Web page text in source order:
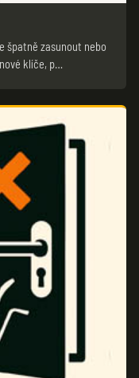
špatně zasunout nebo
klíče, p…